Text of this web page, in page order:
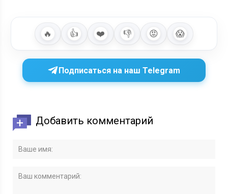
🔥 👍 ❤️ 👎 😡 😱
Подписаться на наш Telegram
Добавить комментарий